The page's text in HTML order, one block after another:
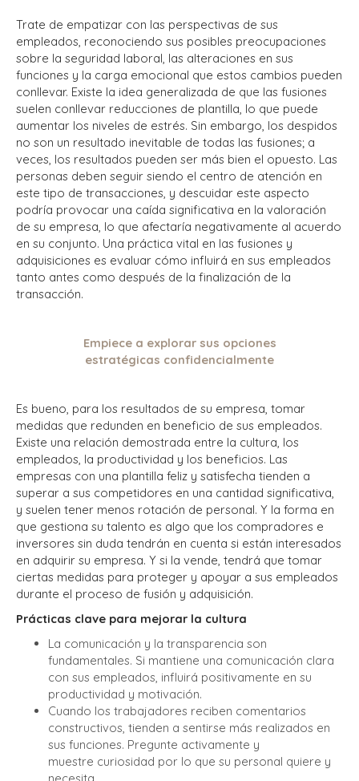
Trate de empatizar con las perspectivas de sus
empleados, reconociendo sus posibles preocupaciones
sobre la seguridad laboral, las alteraciones en sus
funciones y la carga emocional que estos cambios pueden
conllevar. Existe la idea generalizada de que las fusiones
suelen conllevar reducciones de plantilla, lo que puede
aumentar los niveles de estrés. Sin embargo, los despidos
no son un resultado inevitable de todas las fusiones; a
veces, los resultados pueden ser más bien el opuesto. Las
personas deben seguir siendo el centro de atención en
este tipo de transacciones, y descuidar este aspecto
podría provocar una caída significativa en la valoración
de su empresa, lo que afectaría negativamente al acuerdo
en su conjunto. Una práctica vital en las fusiones y
adquisiciones es evaluar cómo influirá en sus empleados
tanto antes como después de la finalización de la
transacción.
Empiece a explorar sus opciones
estratégicas confidencialmente
Es bueno, para los resultados de su empresa, tomar
medidas que redunden en beneficio de sus empleados.
Existe una relación demostrada entre la cultura, los
empleados, la productividad y los beneficios. Las
empresas con una plantilla feliz y satisfecha tienden a
superar a sus competidores en una cantidad significativa,
y suelen tener menos rotación de personal. Y la forma en
que gestiona su talento es algo que los compradores e
inversores sin duda tendrán en cuenta si están interesados
en adquirir su empresa. Y si la vende, tendrá que tomar
ciertas medidas para proteger y apoyar a sus empleados
durante el proceso de fusión y adquisición.
Prácticas clave para mejorar la cultura
La comunicación y la transparencia son
fundamentales. Si mantiene una comunicación clara
con sus empleados, influirá positivamente en su
productividad y motivación.
Cuando los trabajadores reciben comentarios
constructivos, tienden a sentirse más realizados en
sus funciones. Pregunte activamente y
muestre curiosidad por lo que su personal quiere y